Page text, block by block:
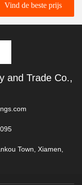
Vind de beste prijs
and Trade Co.,
Town, Xiamen,